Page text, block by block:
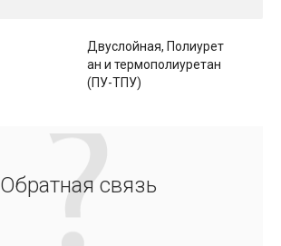
Двуслойная, Полиурет
ан и термополиуретан
(ПУ-ТПУ)
Обратная связь